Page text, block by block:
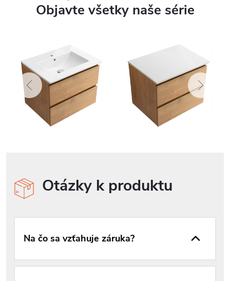
Objavte všetky naše série
Otázky k produktu
Na čo sa vzťahuje záruka?